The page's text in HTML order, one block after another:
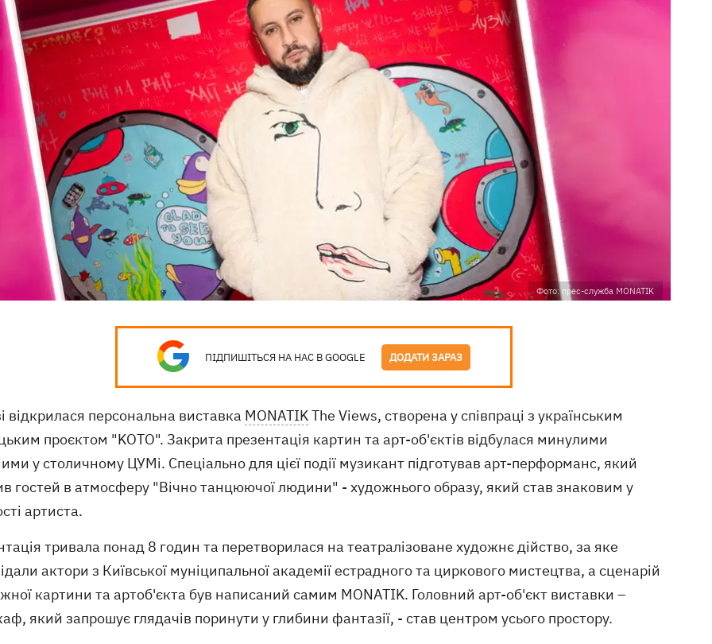
Фото: прес-служба MONATIK
ПІДПИШІТЬСЯ НА НАС В GOOGLE ДОДАТИ ЗАРАЗ
відкрилася персональна виставка MONATIKThe Views, створена у співпраці з українським
проєктом "KOTO". Закрита презентація картин та арт-об'єктів відбулася минулими
у столичному ЦУМі. Спеціально для цієї події музикант підготував арт-перформанс, який
гостей в атмосферу "Вічно танцюючої людини" - художнього образу, який став знаковим у
артиста.
тривала понад 8 годин та перетворилася на театралізоване художнє дійство, за яке
актори з Київської муніципальної академії естрадного та циркового мистецтва, а сценарій
картини та артоб'єкта був написаний самим MONATIK. Головний арт-об'єкт виставки –
який запрошує глядачів поринути у глибини фантазії, - став центром усього простору.